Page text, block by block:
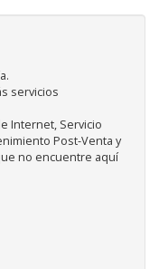
servicios
Internet, Servicio
Post-Venta y
no encuentre aquí